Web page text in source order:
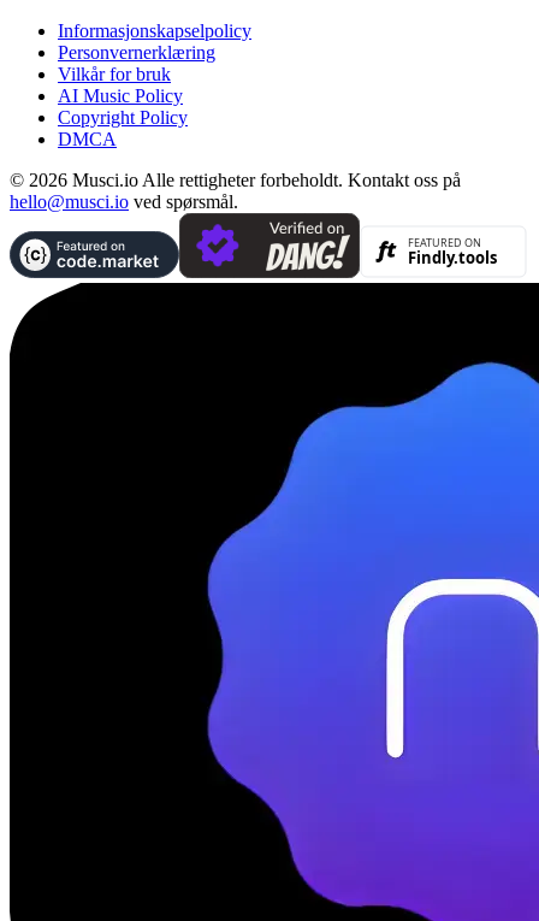
Informasjonskapselpolicy
Personvernerklæring
Vilkår for bruk
AI Music Policy
Copyright Policy
DMCA
© 2026 Musci.io Alle rettigheter forbeholdt. Kontakt oss på
hello@musci.io ved spørsmål.